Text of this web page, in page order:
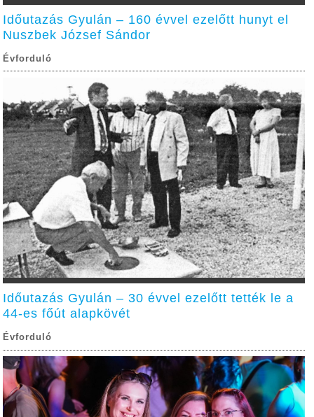
Időutazás Gyulán – 160 évvel ezelőtt hunyt el
Nuszbek József Sándor
Évforduló
Időutazás Gyulán – 30 évvel ezelőtt tették le a
44-es főút alapkövét
Évforduló